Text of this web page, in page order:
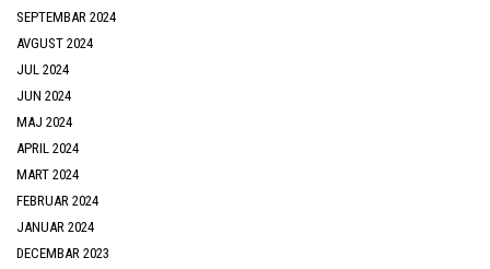
SEPTEMBAR 2024
AVGUST 2024
JUL 2024
JUN 2024
MAJ 2024
APRIL 2024
MART 2024
FEBRUAR 2024
JANUAR 2024
DECEMBAR 2023